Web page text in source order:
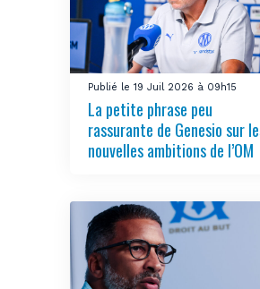
Publié le 19 Juil 2026 à 09h15
La petite phrase peu
rassurante de Genesio sur
nouvelles ambitions de l’OM